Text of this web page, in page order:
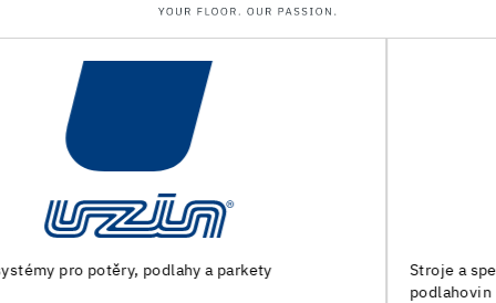
Stroje a speciální nářadí pro přípravu podkladu a